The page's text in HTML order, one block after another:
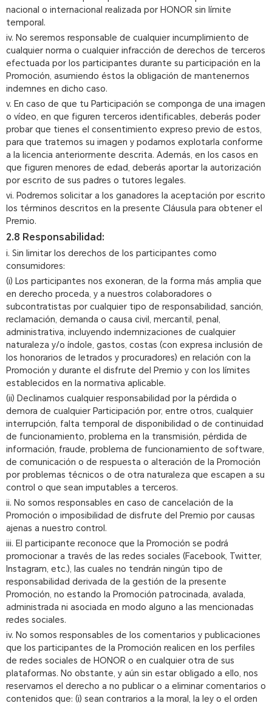
nacional o internacional realizada por HONOR sin límite
temporal.
iv. No seremos responsable de cualquier incumplimiento de
cualquier norma o cualquier infracción de derechos de terceros
efectuada por los participantes durante su participación en la
Promoción, asumiendo éstos la obligación de mantenernos
indemnes en dicho caso.
v. En caso de que tu Participación se componga de una imagen
o vídeo, en que figuren terceros identificables, deberás poder
probar que tienes el consentimiento expreso previo de estos,
para que tratemos su imagen y podamos explotarla conforme
a la licencia anteriormente descrita. Además, en los casos en
que figuren menores de edad, deberás aportar la autorización
por escrito de sus padres o tutores legales.
vi. Podremos solicitar a los ganadores la aceptación por escrito
los términos descritos en la presente Cláusula para obtener el
Premio.
2.8 Responsabilidad:
i. Sin limitar los derechos de los participantes como
consumidores:
(i) Los participantes nos exoneran, de la forma más amplia que
en derecho proceda, y a nuestros colaboradores o
subcontratistas por cualquier tipo de responsabilidad, sanción,
reclamación, demanda o causa civil, mercantil, penal,
administrativa, incluyendo indemnizaciones de cualquier
naturaleza y/o índole, gastos, costas (con expresa inclusión de
los honorarios de letrados y procuradores) en relación con la
Promoción y durante el disfrute del Premio y con los límites
establecidos en la normativa aplicable.
(ii) Declinamos cualquier responsabilidad por la pérdida o
demora de cualquier Participación por, entre otros, cualquier
interrupción, falta temporal de disponibilidad o de continuidad
de funcionamiento, problema en la transmisión, pérdida de
información, fraude, problema de funcionamiento de software,
de comunicación o de respuesta o alteración de la Promoción
por problemas técnicos o de otra naturaleza que escapen a su
control o que sean imputables a terceros.
ii. No somos responsables en caso de cancelación de la
Promoción o imposibilidad de disfrute del Premio por causas
ajenas a nuestro control.
iii. El participante reconoce que la Promoción se podrá
promocionar a través de las redes sociales (Facebook, Twitter,
Instagram, etc.), las cuales no tendrán ningún tipo de
responsabilidad derivada de la gestión de la presente
Promoción, no estando la Promoción patrocinada, avalada,
administrada ni asociada en modo alguno a las mencionadas
redes sociales.
iv. No somos responsables de los comentarios y publicaciones
que los participantes de la Promoción realicen en los perfiles
de redes sociales de HONOR o en cualquier otra de sus
plataformas. No obstante, y aún sin estar obligado a ello, nos
reservamos el derecho a no publicar o a eliminar comentarios o
contenidos que: (i) sean contrarios a la moral, la ley o el orden